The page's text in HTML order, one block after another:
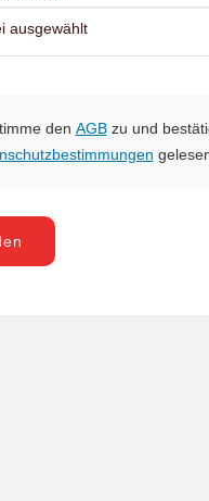
ausgewählt
den AGBzu und